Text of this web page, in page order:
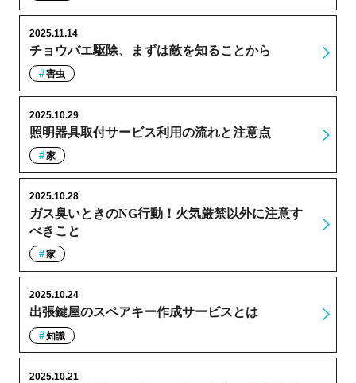
チョウバエ駆除、まずは敵を知ることから
2025.11.14
害虫
照明器具取付サービス利用の流れと注意点
2025.10.29
家
ガス臭いときのNG行動！火気厳禁以外に注意す
べきこと
2025.10.28
家
出張鍵屋のスペアキー作成サービスとは
2025.10.24
知識
2025.10.21